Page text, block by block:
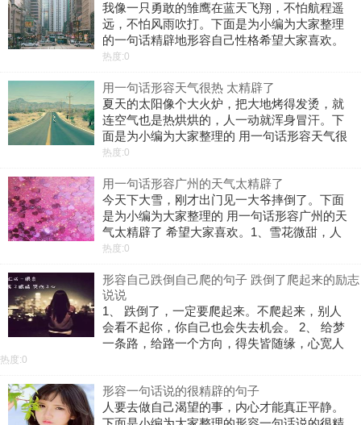
我像一只勇敢的雏鹰在蓝天飞翔，不怕航程遥
远，不怕风雨吹打。下面是为小编为大家整理
的一句话精辟地形容自己性格希望大家喜欢。
1、班里的同学都夸我聪明能干，其实我并不聪
点：爱哭。谁要是惹到我，我的眼睛就
热度:0
用一句话形容天气很热 太精辟了
夏天的太阳像个大火炉，把大地烤得发烫，就
连空气也是热烘烘的，人一动就浑身冒汗。下
面是为小编为大家整理的 用一句话形容天气很
热 太精辟了 希望大家喜欢。1、八月骄阳似张
了的白马口铁板。路边垂柳的细枝一
热度:0
用一句话形容广州的天气太精辟了
今天下大雪，刚才出门见一大爷摔倒了。下面
是为小编为大家整理的 用一句话形容广州的天
气太精辟了 希望大家喜欢。1、雪花微甜，人
生不苦。2、冬天来了，你别见怪。3、没有经
有月，夏有凉风冬有雪。5、晚来
热度:0
形容自己跌倒自己爬的句子 跌倒了爬起来的励志
说说
1、 跌倒了，一定要爬起来。不爬起来，别人
会看不起你，你自己也会失去机会。 2、 给梦
一条路，给路一个方向，得失皆随缘，心宽人
等待出的辉煌。 3、 生活是吝啬
热度:0
形容一句话说的很精辟的句子
人要去做自己渴望的事，内心才能真正平静。